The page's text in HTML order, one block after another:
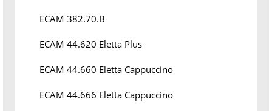
ECAM 382.70.B
ECAM 44.620 Eletta Plus
ECAM 44.660 Eletta Cappuccino
ECAM 44.666 Eletta Cappuccino